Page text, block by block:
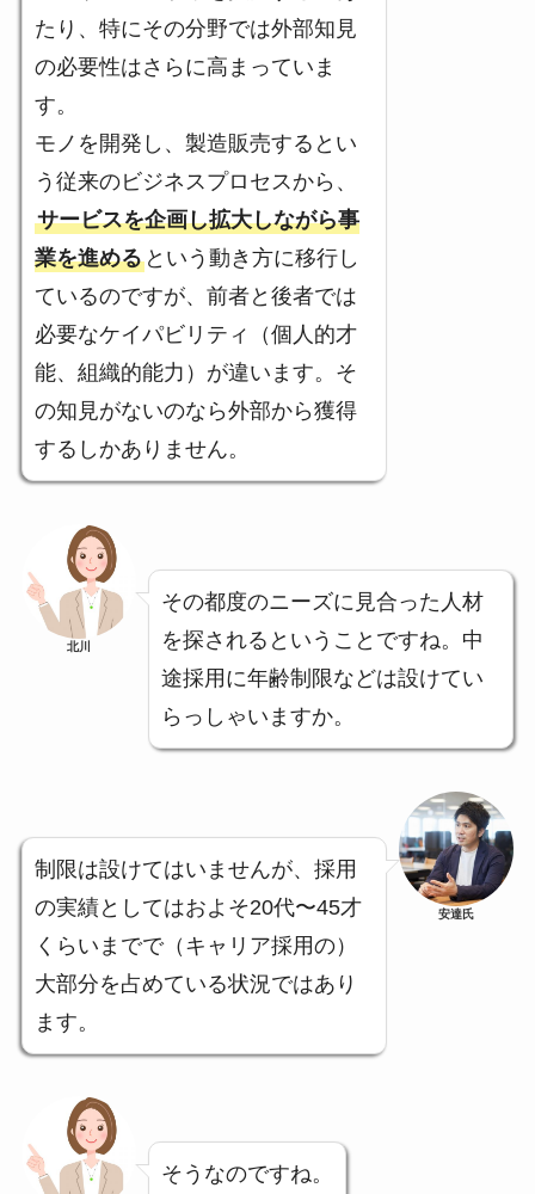
たり、特にその分野では外部知見
の必要性はさらに高まっていま
す。
モノを開発し、製造販売するとい
う従来のビジネスプロセスから、
サービスを企画し拡大しながら事
業を進めるという動き方に移行し
ているのですが、前者と後者では
必要なケイパビリティ（個人的才
能、組織的能力）が違います。そ
の知見がないのなら外部から獲得
するしかありません。
北川
その都度のニーズに見合った人材
を探されるということですね。中
途採用に年齢制限などは設けてい
らっしゃいますか。
制限は設けてはいませんが、採用
の実績としてはおよそ20代〜45才
くらいまでで（キャリア採用の）
大部分を占めている状況ではあり
ます。
安達氏
そうなのですね。